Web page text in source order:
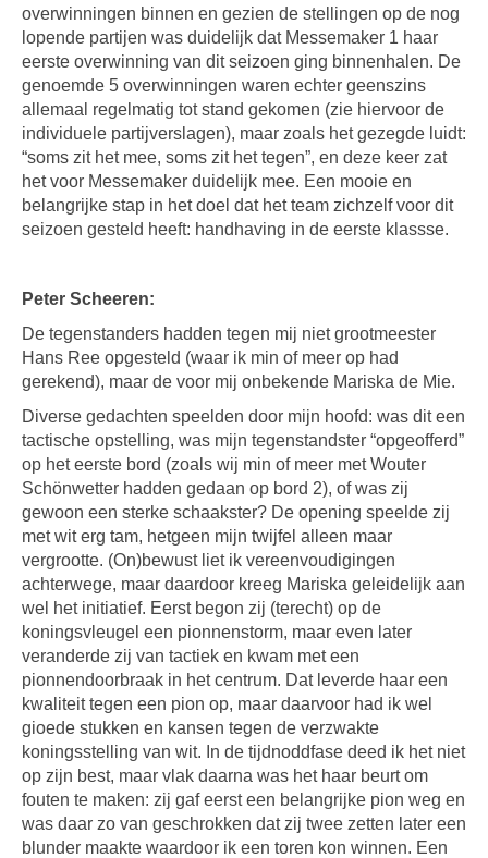
overwinningen binnen en gezien de stellingen op de nog
lopende partijen was duidelijk dat Messemaker 1 haar
eerste overwinning van dit seizoen ging binnenhalen. De
genoemde 5 overwinningen waren echter geenszins
allemaal regelmatig tot stand gekomen (zie hiervoor de
individuele partijverslagen), maar zoals het gezegde luidt:
“soms zit het mee, soms zit het tegen”, en deze keer zat
het voor Messemaker duidelijk mee. Een mooie en
belangrijke stap in het doel dat het team zichzelf voor dit
seizoen gesteld heeft: handhaving in de eerste klassse.
Peter Scheeren:
De tegenstanders hadden tegen mij niet grootmeester
Hans Ree opgesteld (waar ik min of meer op had
gerekend), maar de voor mij onbekende Mariska de Mie.
Diverse gedachten speelden door mijn hoofd: was dit een
tactische opstelling, was mijn tegenstandster “opgeofferd”
op het eerste bord (zoals wij min of meer met Wouter
Schönwetter hadden gedaan op bord 2), of was zij
gewoon een sterke schaakster? De opening speelde zij
met wit erg tam, hetgeen mijn twijfel alleen maar
vergrootte. (On)bewust liet ik vereenvoudigingen
achterwege, maar daardoor kreeg Mariska geleidelijk aan
wel het initiatief. Eerst begon zij (terecht) op de
koningsvleugel een pionnenstorm, maar even later
veranderde zij van tactiek en kwam met een
pionnendoorbraak in het centrum. Dat leverde haar een
kwaliteit tegen een pion op, maar daarvoor had ik wel
gioede stukken en kansen tegen de verzwakte
koningsstelling van wit. In de tijdnoddfase deed ik het niet
op zijn best, maar vlak daarna was het haar beurt om
fouten te maken: zij gaf eerst een belangrijke pion weg en
was daar zo van geschrokken dat zij twee zetten later een
blunder maakte waardoor ik een toren kon winnen. Een